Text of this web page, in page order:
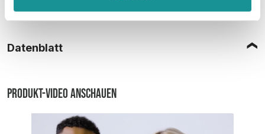
Größentabelle
Datenblatt
Produkt-Video anschauen